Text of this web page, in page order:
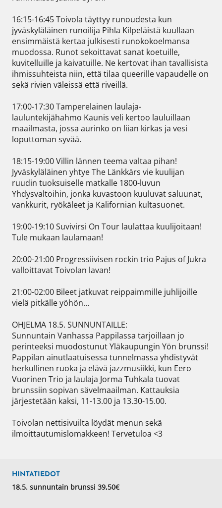
16:15-16:45 Toivola täyttyy runoudesta kun
jyväskyläläinen runoilija Pihla Kilpeläistä kuullaan
ensimmäistä kertaa julkisesti runokokoelmansa
muodossa. Runot sekoittavat sanat koetuille,
kuvitelluille ja kaivatuille. Ne kertovat ihan tavallisista
ihmissuhteista niin, että tilaa queerille vapaudelle on
sekä rivien väleissä että riveillä.
17:00-17:30 Tamperelainen laulaja-
lauluntekijähahmo Kaunis veli kertoo lauluillaan
maailmasta, jossa aurinko on liian kirkas ja vesi
loputtoman syvää.
18:15-19:00 Villin lännen teema valtaa pihan!
Jyväskyläläinen yhtye The Länkkärs vie kuulijan
ruudin tuoksuiselle matkalle 1800-luvun
Yhdysvaltoihin, jonka kuvastoon kuuluvat saluunat,
vankkurit, ryökäleet ja Kalifornian kultasuonet.
19:00-19:10 Suvivirsi On Tour laulattaa kuulijoitaan!
Tule mukaan laulamaan!
20:00-21:00 Progressiivisen rockin trio Pajus of Jukra
valloittavat Toivolan lavan!
21:00-02:00 Bileet jatkuvat reippaimmille juhlijoille
vielä pitkälle yöhön…
OHJELMA 18.5. SUNNUNTAILLE:
Sunnuntain Vanhassa Pappilassa tarjoillaan jo
perinteeksi muodostunut Yläkaupungin Yön brunssi!
Pappilan ainutlaatuisessa tunnelmassa yhdistyvät
herkullinen ruoka ja elävä jazzmusiikki, kun Eero
Vuorinen Trio ja laulaja Jorma Tuhkala tuovat
brunssiin sopivan sävelmaailman. Kattauksia
järjestetään kaksi, 11-13.00 ja 13.30-15.00.
Toivolan nettisivuilta löydät menun sekä
HINTATIEDOT
18.5. sunnuntain brunssi 39,50€